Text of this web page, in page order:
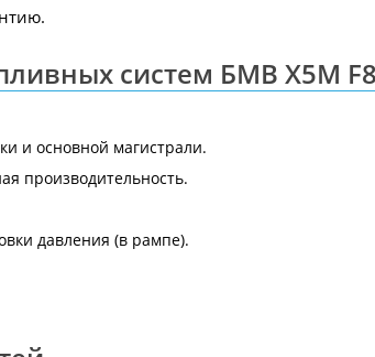
систем БМВ X5M
и основной магистрали.
производительность.
давления (в рампе).